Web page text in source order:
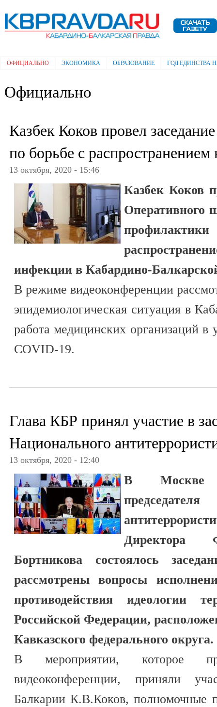
Электронная газета "Кабардино-
Балкарская правда"
Главное меню
ОФИЦИАЛЬНО ЭКОНОМИКА ОБРАЗОВАНИЕ ГОД ЕДИНСТВА
Официально
Казбек Коков провел
по борьбе с
13 октября, 2020 - 15:46
Казбек Коков
Оперативного
инфекции в Кабардино-
В режиме видеоконференции
эпидемиологическая ситуация в
работа медицинских организаций в
COVID-19.
Глава КБР принял участие в
Национального
13 октября, 2020 - 12:40
В Москве
Бортникова состоялось
рассмотрены вопросы
противодействия идеологии
Российской Федерации,
Кавказского федерального округа.
В мероприятии, которое
видеоконференции, приняли
Балкарии К.В.Коков, полномочные